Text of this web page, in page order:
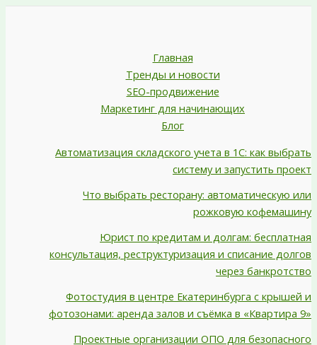
Главная
Тренды и новости
SEO-продвижение
Маркетинг для начинающих
Блог
Автоматизация складского учета в 1С: как выбрать
систему и запустить проект
Что выбрать ресторану: автоматическую или
рожковую кофемашину
Юрист по кредитам и долгам: бесплатная
консультация, реструктуризация и списание долгов
через банкротство
Фотостудия в центре Екатеринбурга с крышей и
фотозонами: аренда залов и съёмка в «Квартира 9»
Проектные организации ОПО для безопасного